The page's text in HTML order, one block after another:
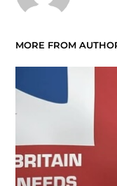
MORE FROM